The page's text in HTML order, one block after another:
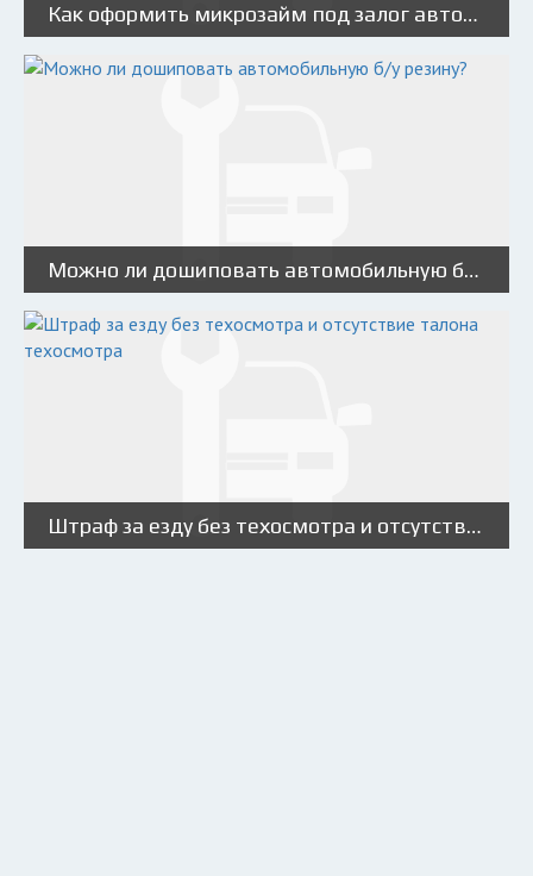
Как оформить микрозайм под залог автомобиля, ПТС?
Можно ли дошиповать автомобильную б/у резину?
Штраф за езду без техосмотра и отсутствие талона техосмотра